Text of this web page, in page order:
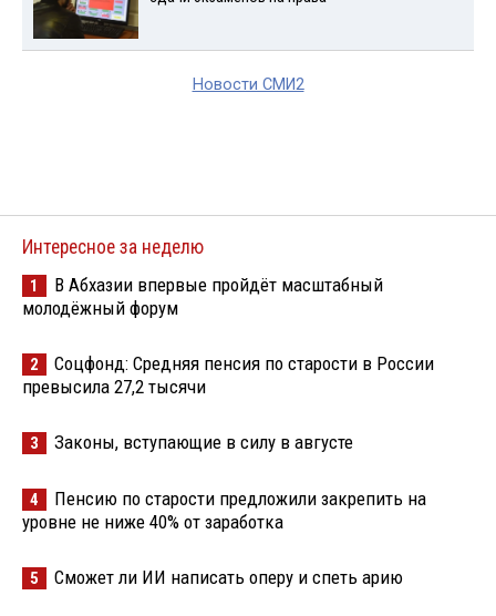
Новости СМИ2
Интересное за неделю
1
В Абхазии впервые пройдёт масштабный
молодёжный форум
2
Соцфонд: Средняя пенсия по старости в России
превысила 27,2 тысячи
3 Законы, вступающие в силу в августе
4
Пенсию по старости предложили закрепить на
уровне не ниже 40% от заработка
5 Сможет ли ИИ написать оперу и спеть арию